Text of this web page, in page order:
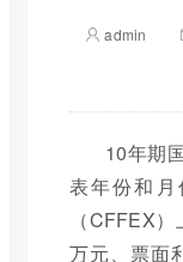
admin
10年期
表年份和
（CFFEX
万元、票面